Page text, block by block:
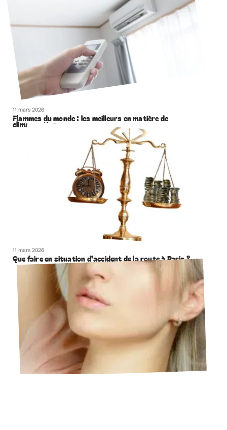
11 mars 2026
Flammes du monde : les meilleurs en matière de
climatisation
11 mars 2026
Que faire en situation d’accident de la route à Paris ?